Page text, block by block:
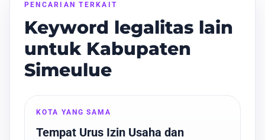
PENCARIAN TERKAIT
Keyword legalitas lain
untuk Kabupaten
Simeulue
KOTA YANG SAMA
Tempat Urus Izin Usaha dan